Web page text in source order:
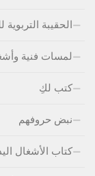
الحقيبة التربوية
لمسات فنية
كتب لكِ
نبض حروفهم
كتاب الأشغال